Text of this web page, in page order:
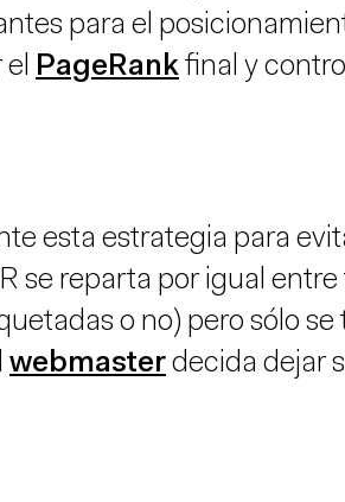
para el
el PageRank final y
esta estrategia para
se reparta por igual entre
o no) pero sólo se
webmaster decida dejar